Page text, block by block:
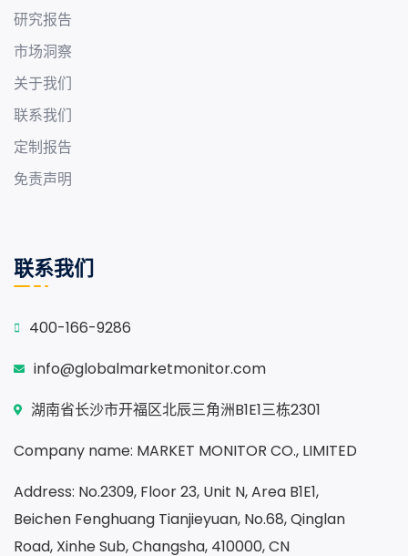
研究报告
市场洞察
关于我们
联系我们
定制报告
免责声明
联系我们
400-166-9286
info@globalmarketmonitor.com
湖南省长沙市开福区北辰三角洲B1E1三栋2301
Company name: MARKET MONITOR CO., LIMITED
Address: No.2309, Floor 23, Unit N, Area B1E1,
Beichen Fenghuang Tianjieyuan, No.68, Qinglan
Road, Xinhe Sub, Changsha, 410000, CN